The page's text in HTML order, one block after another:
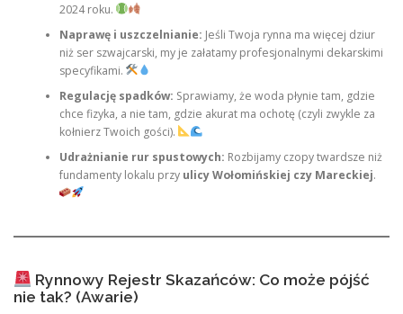
2024 roku.
Naprawę i uszczelnianie: Jeśli Twoja rynna ma więcej dziur
niż ser szwajcarski, my je załatamy profesjonalnymi dekarskimi
specyfikami.
Regulację spadków: Sprawiamy, że woda płynie tam, gdzie
chce fizyka, a nie tam, gdzie akurat ma ochotę (czyli zwykle za
kołnierz Twoich gości).
Udrażnianie rur spustowych: Rozbijamy czopy twardsze niż
fundamenty lokalu przy ulicy Wołomińskiej czy Mareckiej.
Rynnowy Rejestr Skazańców: Co może pójść
nie tak? (Awarie)